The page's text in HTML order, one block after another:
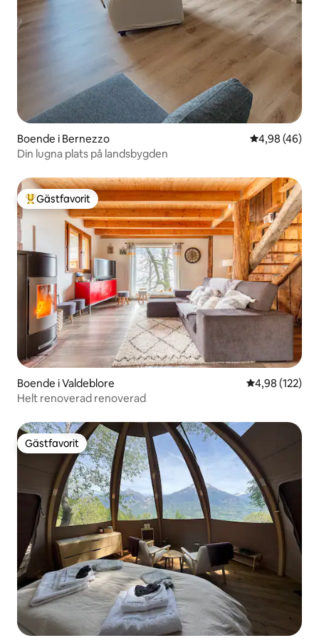
Boende i Bernezzo 4,98 av 5 i
4,98 (46)
Din lugna plats på landsbygden
Populär gästfavorit
Gästfavorit
Boende i Valdeblore 4,98 av 5 i
4,98 (122)
Helt renoverad renoverad
Gästfavorit
Gästfavorit